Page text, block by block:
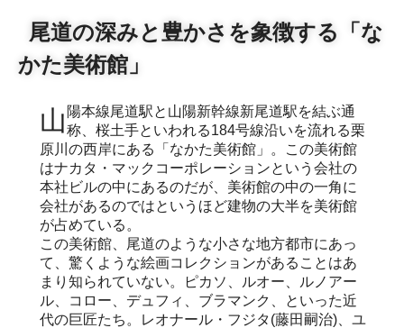
尾道の深みと豊かさを象徴する「な
かた美術館」
山陽本線尾道駅と山陽新幹線新尾道駅を結ぶ通称、桜土手といわれる184号線沿いを流れる栗
原川の西岸にある「なかた美術館」。この美術館
はナカタ・マックコーポレーションという会社の
本社ビルの中にあるのだが、美術館の中の一角に
会社があるのではというほど建物の大半を美術館
が占めている。
この美術館、尾道のような小さな地方都市にあっ
て、驚くような絵画コレクションがあることはあ
まり知られていない。ピカソ、ルオー、ルノアー
ル、コロー、デュフィ、ブラマンク、といった近
代の巨匠たち。レオナール・フジタ(藤田嗣治)、ユ